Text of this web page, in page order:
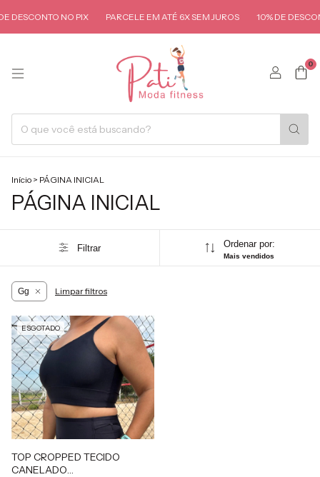
DESCONTO NO PIX PARCELE EM ATÉ 6X SEM JUROS 10% DE
0
Início > PÁGINA INICIAL
PÁGINA INICIAL
Filtrar Ordenar por:
Mais vendidos
Gg Limpar filtros
ESGOTADO
TOP CROPPED TECIDO
CANELADO